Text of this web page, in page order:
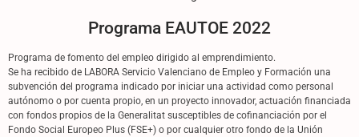
Programa EAUTOE 2022
Programa de fomento del empleo dirigido al emprendimiento.
Se ha recibido de LABORA Servicio Valenciano de Empleo y Formación una
subvención del programa indicado por iniciar una actividad como personal
autónomo o por cuenta propio, en un proyecto innovador, actuación financiada
con fondos propios de la Generalitat susceptibles de cofinanciación por el
Fondo Social Europeo Plus (FSE+) o por cualquier otro fondo de la Unión